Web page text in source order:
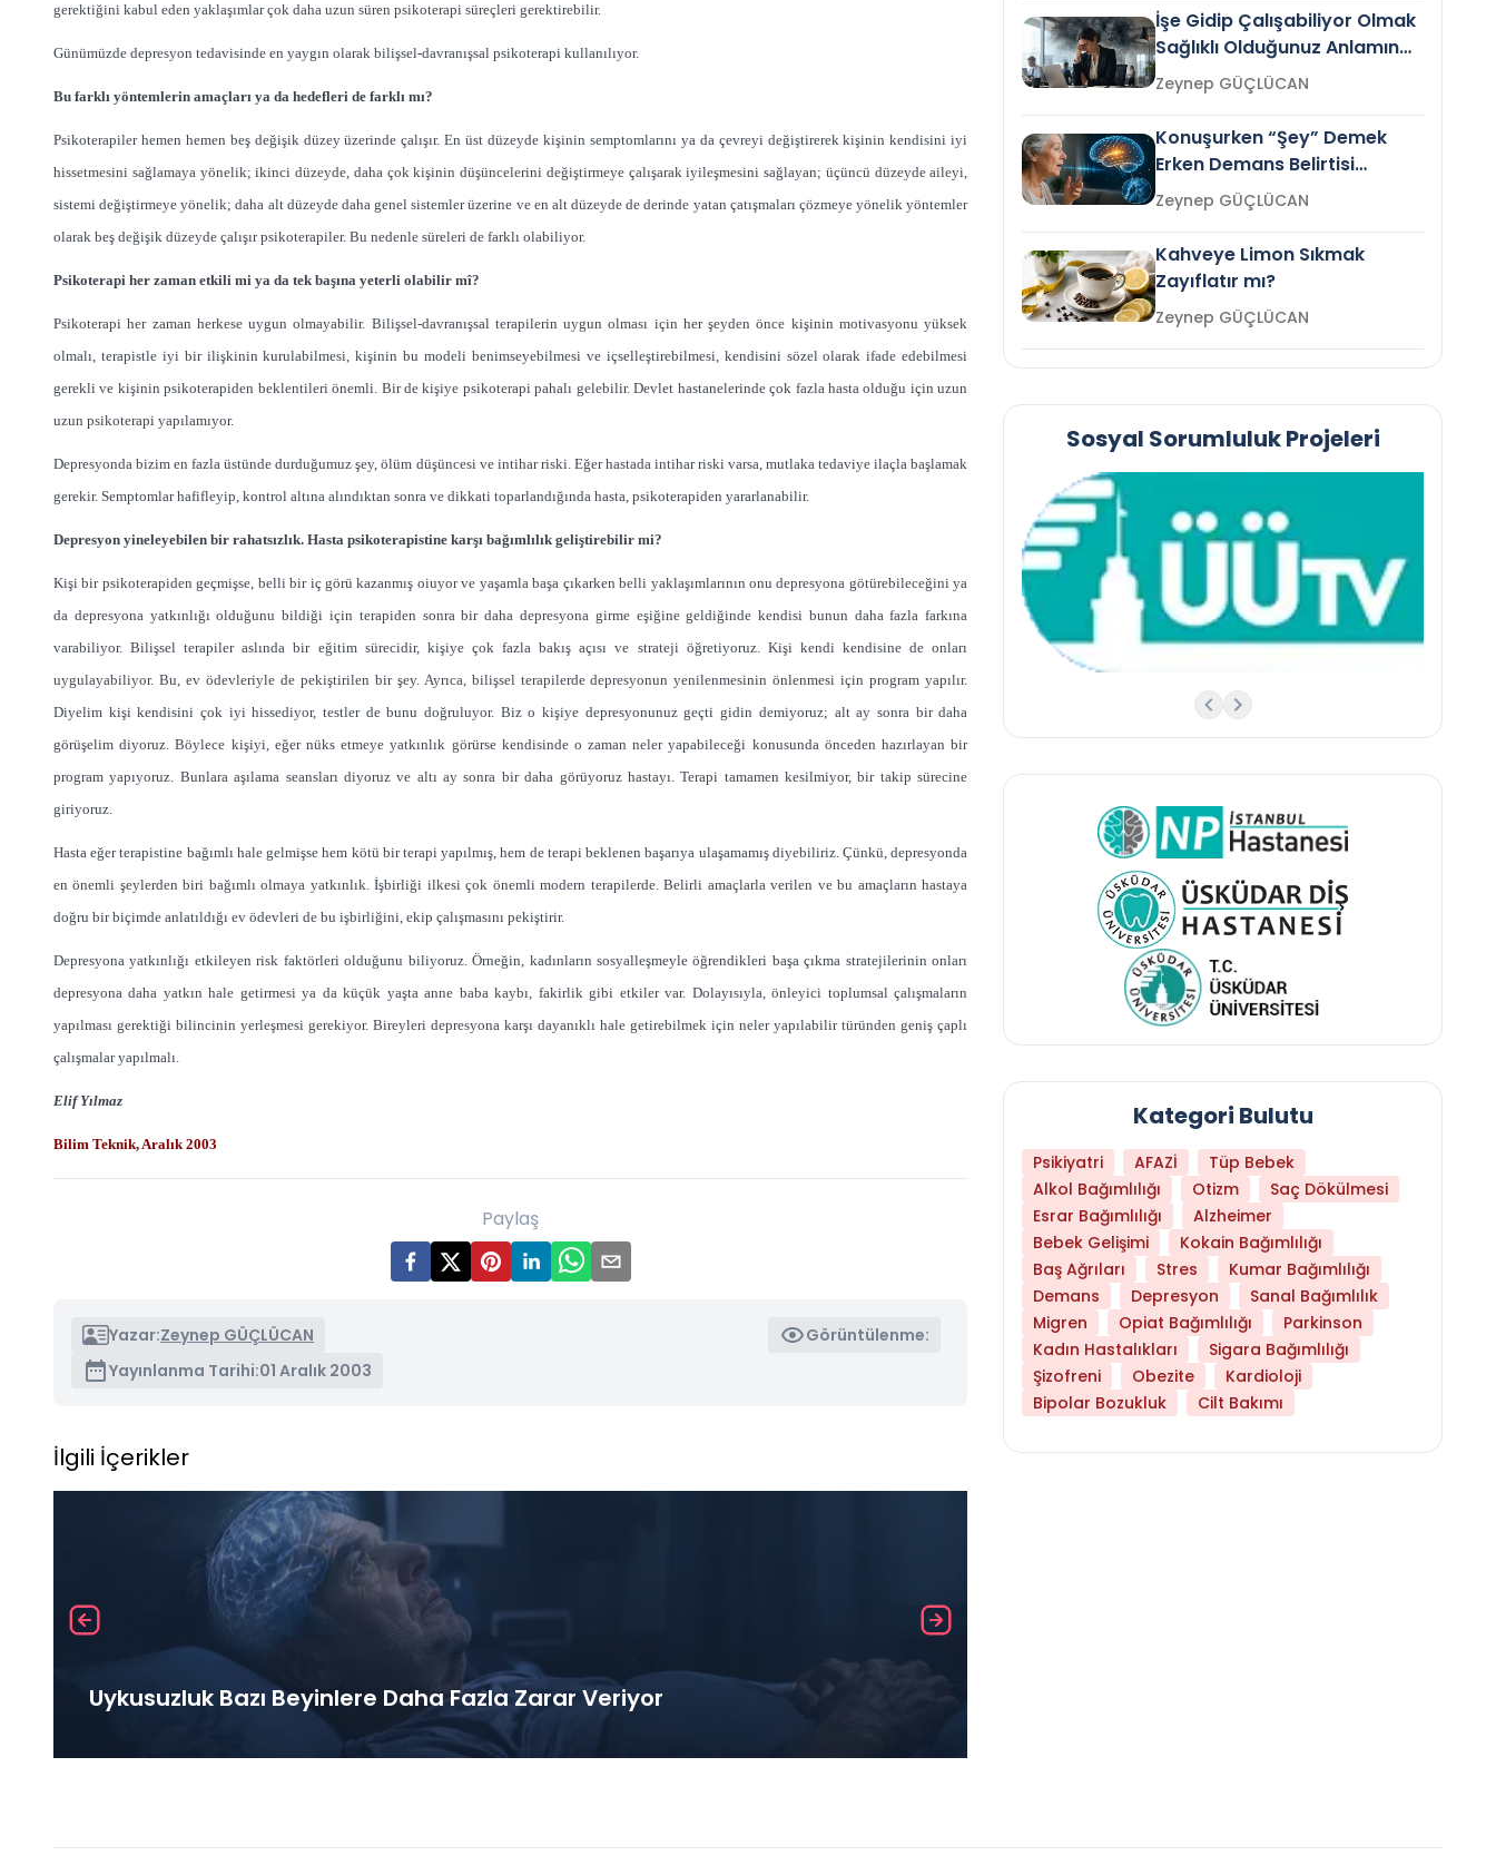
gerektiğini kabul eden yaklaşımlar çok daha uzun süren psikoterapi süreçleri gerektirebilir.
Günümüzde depresyon tedavisinde en yaygın olarak bilişsel-davranışsal psikoterapi kullanılıyor.
Bu farklı yöntemlerin amaçları ya da hedefleri de farklı mı?
Psikoterapiler hemen hemen beş değişik düzey üzerinde çalışır. En üst düzeyde kişinin semptomlarını ya da çevreyi değiştirerek kişinin kendisini iyi
hissetmesini sağlamaya yönelik; ikinci düzeyde, daha çok kişinin düşüncelerini değiştirmeye çalışarak iyileşmesini sağlayan; üçüncü düzeyde aileyi,
sistemi değiştirmeye yönelik; daha alt düzeyde daha genel sistemler üzerine ve en alt düzeyde de derinde yatan çatışmaları çözmeye yönelik yöntemler
olarak beş değişik düzeyde çalışır psikoterapiler. Bu nedenle süreleri de farklı olabiliyor.
Psikoterapi her zaman etkili mi ya da tek başına yeterli olabilir mî?
Psikoterapi her zaman herkese uygun olmayabilir. Bilişsel-davranışsal terapilerin uygun olması için her şeyden önce kişinin motivasyonu yüksek
olmalı, terapistle iyi bir ilişkinin kurulabilmesi, kişinin bu modeli benimseyebilmesi ve içselleştirebilmesi, kendisini sözel olarak ifade edebilmesi
gerekli ve kişinin psikoterapiden beklentileri önemli. Bir de kişiye psikoterapi pahalı gelebilir. Devlet hastanelerinde çok fazla hasta olduğu için uzun
uzun psikoterapi yapılamıyor.
Depresyonda bizim en fazla üstünde durduğumuz şey, ölüm düşüncesi ve intihar riski. Eğer hastada intihar riski varsa, mutlaka tedaviye ilaçla başlamak
gerekir. Semptomlar hafifleyip, kontrol altına alındıktan sonra ve dikkati toparlandığında hasta, psikoterapiden yararlanabilir.
Depresyon yineleyebilen bir rahatsızlık. Hasta psikoterapistine karşı bağımlılık geliştirebilir mi?
Kişi bir psikoterapiden geçmişse, belli bir iç görü kazanmış oiuyor ve yaşamla başa çıkarken belli yaklaşımlarının onu depresyona götürebileceğini ya
da depresyona yatkınlığı olduğunu bildiği için terapiden sonra bir daha depresyona girme eşiğine geldiğinde kendisi bunun daha fazla farkına
varabiliyor. Bilişsel terapiler aslında bir eğitim sürecidir, kişiye çok fazla bakış açısı ve strateji öğretiyoruz. Kişi kendi kendisine de onları
uygulayabiliyor. Bu, ev ödevleriyle de pekiştirilen bir şey. Ayrıca, bilişsel terapilerde depresyonun yenilenmesinin önlenmesi için program yapılır.
Diyelim kişi kendisini çok iyi hissediyor, testler de bunu doğruluyor. Biz o kişiye depresyonunuz geçti gidin demiyoruz; alt ay sonra bir daha
görüşelim diyoruz. Böylece kişiyi, eğer nüks etmeye yatkınlık görürse kendisinde o zaman neler yapabileceği konusunda önceden hazırlayan bir
program yapıyoruz. Bunlara aşılama seansları diyoruz ve altı ay sonra bir daha görüyoruz hastayı. Terapi tamamen kesilmiyor, bir takip sürecine
giriyoruz.
Hasta eğer terapistine bağımlı hale gelmişse hem kötü bir terapi yapılmış, hem de terapi beklenen başarıya ulaşamamış diyebiliriz. Çünkü, depresyonda
en önemli şeylerden biri bağımlı olmaya yatkınlık. İşbirliği ilkesi çok önemli modern terapilerde. Belirli amaçlarla verilen ve bu amaçların hastaya
doğru bir biçimde anlatıldığı ev ödevleri de bu işbirliğini, ekip çalışmasını pekiştirir.
Depresyona yatkınlığı etkileyen risk faktörleri olduğunu biliyoruz. Örneğin, kadınların sosyalleşmeyle öğrendikleri başa çıkma stratejilerinin onları
depresyona daha yatkın hale getirmesi ya da küçük yaşta anne baba kaybı, fakirlik gibi etkiler var. Dolayısıyla, önleyici toplumsal çalışmaların
yapılması gerektiği bilincinin yerleşmesi gerekiyor. Bireyleri depresyona karşı dayanıklı hale getirebilmek için neler yapılabilir türünden geniş çaplı
çalışmalar yapılmalı.
Elif Yılmaz
Bilim Teknik, Aralık 2003
Paylaş
Yazar:Zeynep GÜÇLÜCAN
Görüntülenme:
Yayınlanma Tarihi:01 Aralık 2003
İlgili İçerikler
Uykusuzluk Bazı Beyinlere Daha Fazla Zarar Veriyor
İşe Gidip Çalışabiliyor Olmak
Sağlıklı Olduğunuz Anlamına
Gelir mi?Zeynep GÜÇLÜCAN
Konuşurken “Şey” Demek
Erken Demans Belirtisi
Olabilir mi?Zeynep GÜÇLÜCAN
Kahveye Limon Sıkmak
Zayıflatır mı?
Zeynep GÜÇLÜCAN
Sosyal Sorumluluk Projeleri
Kategori Bulutu
Psikiyatri AFAZİ
Tüp Bebek
Alkol Bağımlılığı
Otizm
Saç Dökülmesi
Esrar Bağımlılığı
Alzheimer
Bebek Gelişimi
Kokain Bağımlılığı
Baş Ağrıları
Stres
Kumar Bağımlılığı
Demans
Depresyon
Sanal Bağımlılık
Migren
Opiat Bağımlılığı
Parkinson
Kadın Hastalıkları
Sigara Bağımlılığı
Şizofreni
Obezite
Kardioloji
Bipolar Bozukluk
Cilt Bakımı